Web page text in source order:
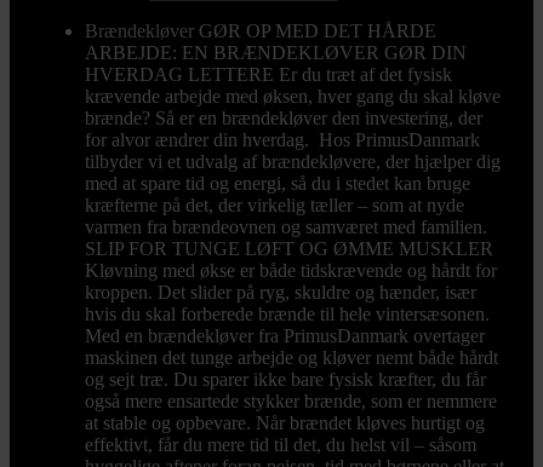
Brændekløver GØR OP MED DET HÅRDE
ARBEJDE: EN BRÆNDEKLØVER GØR DIN
HVERDAG LETTERE Er du træt af det fysisk
krævende arbejde med øksen, hver gang du skal kløve
brænde? Så er en brændekløver den investering, der
for alvor ændrer din hverdag. Hos PrimusDanmark
tilbyder vi et udvalg af brændekløvere, der hjælper dig
med at spare tid og energi, så du i stedet kan bruge
kræfterne på det, der virkelig tæller – som at nyde
varmen fra brændeovnen og samværet med familien.
SLIP FOR TUNGE LØFT OG ØMME MUSKLER
Kløvning med økse er både tidskrævende og hårdt for
kroppen. Det slider på ryg, skuldre og hænder, især
hvis du skal forberede brænde til hele vintersæsonen.
Med en brændekløver fra PrimusDanmark overtager
maskinen det tunge arbejde og kløver nemt både hårdt
og sejt træ. Du sparer ikke bare fysisk kræfter, du får
også mere ensartede stykker brænde, som er nemmere
at stable og opbevare. Når brændet kløves hurtigt og
effektivt, får du mere tid til det, du helst vil – såsom